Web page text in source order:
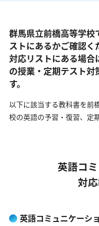
群馬県立前橋高等学校
ストにあるかご確認く
対応リストにある場
の授業・定期テスト対
す。
以下に該当する教科書を前
校の英語の予習・復習、定
英語コ
対
英語コミュニケーシ